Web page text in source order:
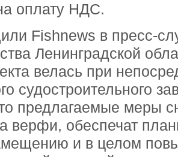
оплату НДС.
Fishnews в пресс-
Ленинградской
велась при
судостроительного
предлагаемые меры
верфи, обеспечат
и в целом